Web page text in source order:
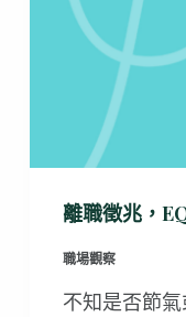
離職徵兆，
職場觀察
不知是否節